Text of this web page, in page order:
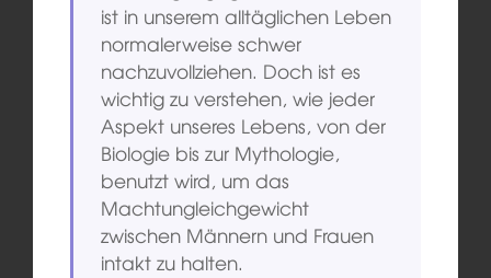
ist in unserem alltäglichen Leben
normalerweise schwer
nachzuvollziehen. Doch ist es
wichtig zu verstehen, wie jeder
Aspekt unseres Lebens, von der
Biologie bis zur Mythologie,
benutzt wird, um das
Machtungleichgewicht
zwischen Männern und Frauen
intakt zu halten.